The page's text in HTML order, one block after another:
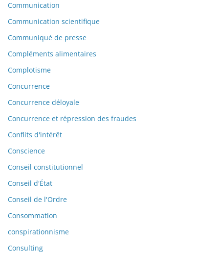
Communication
Communication scientifique
Communiqué de presse
Compléments alimentaires
Complotisme
Concurrence
Concurrence déloyale
Concurrence et répression des fraudes
Conflits d'intérêt
Conscience
Conseil constitutionnel
Conseil d'État
Conseil de l'Ordre
Consommation
conspirationnisme
Consulting